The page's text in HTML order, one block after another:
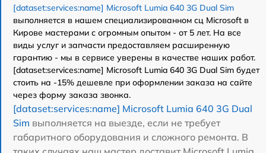
[dataset:services:name] Microsoft Lumia 640 3G Dual Sim
выполняется в нашем специализированном сц Microsoft в
Кирове мастерами с огромным опытом - от 5 лет. На все
виды услуг и запчасти предоставляем расширенную
гарантию - мы в сервисе уверены в качестве наших работ.
[dataset:services:name] Microsoft Lumia 640 3G Dual Sim будет
стоить на -15% дешевле при оформлении заказа на сайте
через форму заказа звонка.
[dataset:services:name] Microsoft Lumia 640 3G Dual
Sim выполняется на выезде, если не требует
габаритного оборудования и сложного ремонта. В